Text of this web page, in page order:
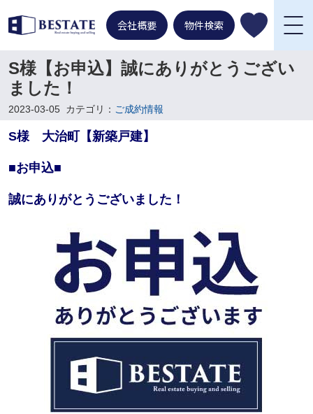
会社概要 物件検索
S様【お申込】誠にありがとうござい
ました！
2023-03-05 カテゴリ： ご成約情報
S様 大治町【新築戸建】
■お申込■
誠にありがとうございました！